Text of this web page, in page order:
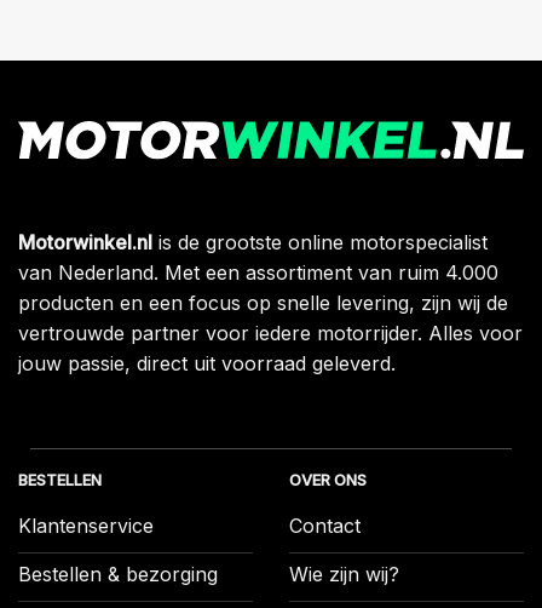
Motorwinkel.nl is de grootste online motorspecialist
van Nederland. Met een assortiment van ruim 4.000
producten en een focus op snelle levering, zijn wij de
vertrouwde partner voor iedere motorrijder. Alles voor
jouw passie, direct uit voorraad geleverd.
BESTELLEN
Klantenservice
Bestellen & bezorging
OVER ONS
Contact
Wie zijn wij?